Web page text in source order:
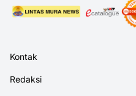
Kontak
Redaksi